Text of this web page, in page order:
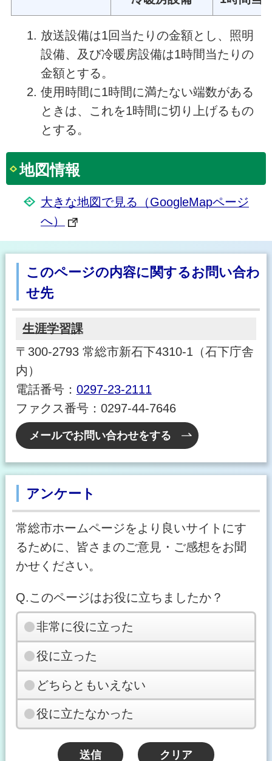
放送設備は1回当たりの金額とし、照明
設備、及び冷暖房設備は1時間当たりの
金額とする。
使用時間に1時間に満たない端数がある
ときは、これを1時間に切り上げるもの
とする。
地図情報
大きな地図で見る（GoogleMapページ
へ）
このページの内容に関するお問い合わ
せ先
生涯学習課
〒300-2793 常総市新石下4310-1（石下庁舎
内）
電話番号： 0297-23-2111
ファクス番号：0297-44-7646
メールでお問い合わせをする
アンケート
常総市ホームページをより良いサイトにす
るために、皆さまのご意見・ご感想をお聞
かせください。
Q.このページはお役に立ちましたか？
非常に役に立った
役に立った
どちらともいえない
役に立たなかった